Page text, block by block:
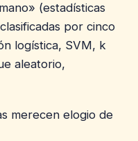
(estadísticas
por cinco
logística, SVM, k
aleatorio,
merecen elogio de